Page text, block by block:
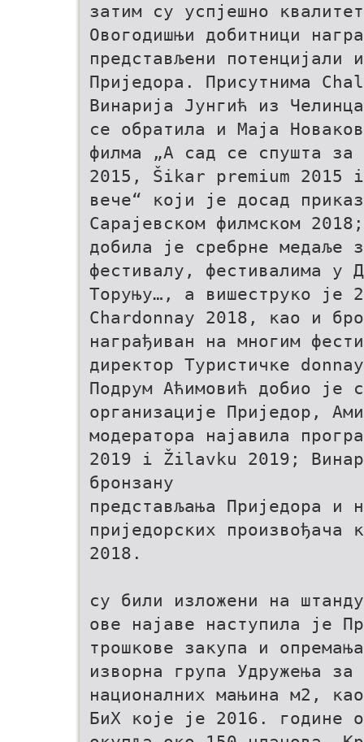
затим су успјешно
Овогодишњи добитници
представљени потенцијали
Приједора. Присутнима
Винарија Јунгић из
се обратила и Маја
филма „А сад се спушта за
2015, Šikar premium 2015 i
вече“ који је досад
Сарајевском филмском
добила је сребрне
фестивалу, фестивалима у
Торуњу…, а вишеструко
Chardonnay 2018, као и
награђиван на многим
директор Туристичке
Подрум Аћимовић добио је
организације Приједор,
модератора најавила
2019 i Žilavku 2019;
бронзану
представљања Приједора и
приједорских
2018.
су били изложени на
ове најаве наступила је
трошкове закупа и
изворна група Удружења
националних мањина м2,
БиХ које је 2016. године